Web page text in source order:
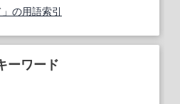
の用語索引
ーワード